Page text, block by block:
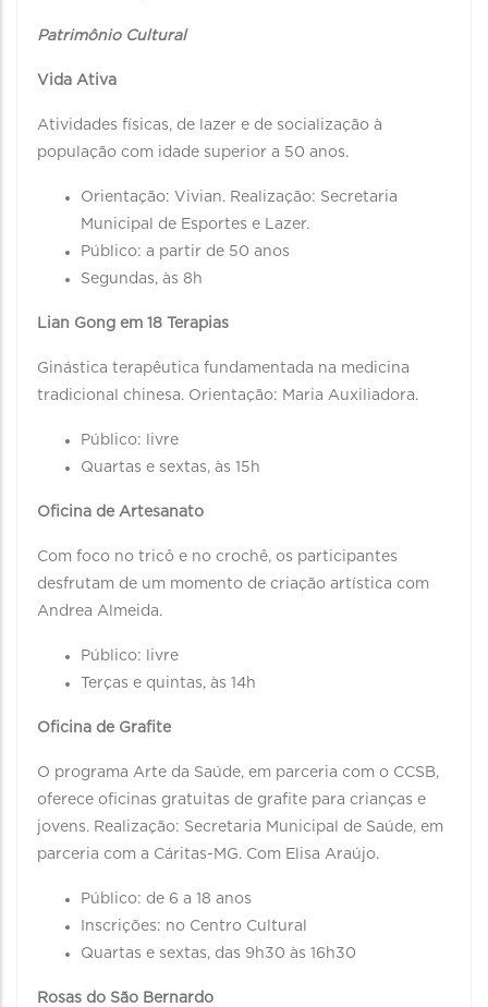
Patrimônio Cultural
Vida Ativa
Atividades físicas, de lazer e de socialização à
população com idade superior a 50 anos.
Orientação: Vivian. Realização: Secretaria
Municipal de Esportes e Lazer.
Público: a partir de 50 anos
Segundas, às 8h
Lian Gong em 18 Terapias
Ginástica terapêutica fundamentada na medicina
tradicional chinesa. Orientação: Maria Auxiliadora.
Público: livre
Quartas e sextas, às 15h
Oficina de Artesanato
Com foco no tricô e no crochê, os participantes
desfrutam de um momento de criação artística com
Andrea Almeida.
Público: livre
Terças e quintas, às 14h
Oficina de Grafite
O programa Arte da Saúde, em parceria com o CCSB,
oferece oficinas gratuitas de grafite para crianças e
jovens. Realização: Secretaria Municipal de Saúde, em
parceria com a Cáritas-MG. Com Elisa Araújo.
Público: de 6 a 18 anos
Inscrições: no Centro Cultural
Quartas e sextas, das 9h30 às 16h30
Rosas do São Bernardo